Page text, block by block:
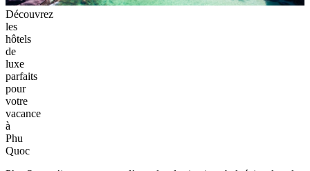
Découvrez
les
hôtels
de
luxe
parfaits
pour
votre
vacance
à
Phu
Quoc